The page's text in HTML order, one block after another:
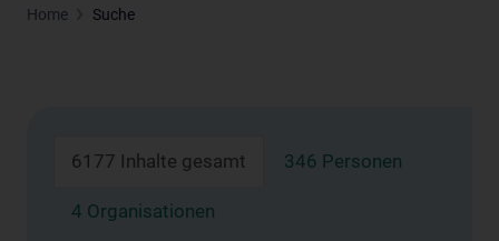
Home Suche
6177 Inhalte gesamt 346 Personen
4 Organisationen